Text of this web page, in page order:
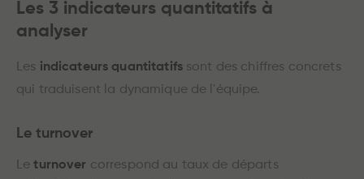
Les 3 indicateurs quantitatifs à
analyser
Les indicateurs quantitatifssont des chiffres concrets
qui traduisent la dynamique de l'équipe.
Le turnover
Leturnover correspond au taux de départs